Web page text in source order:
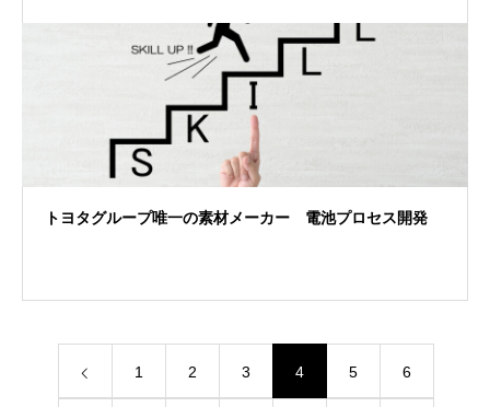
トヨタグループ唯一の素材メーカー 電池プロセス開発
1 2 3 4 5 6